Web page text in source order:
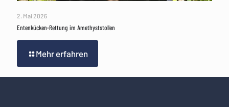
2. Mai 2026
Entenkücken-Rettung im Amethyststollen
Mehr erfahren